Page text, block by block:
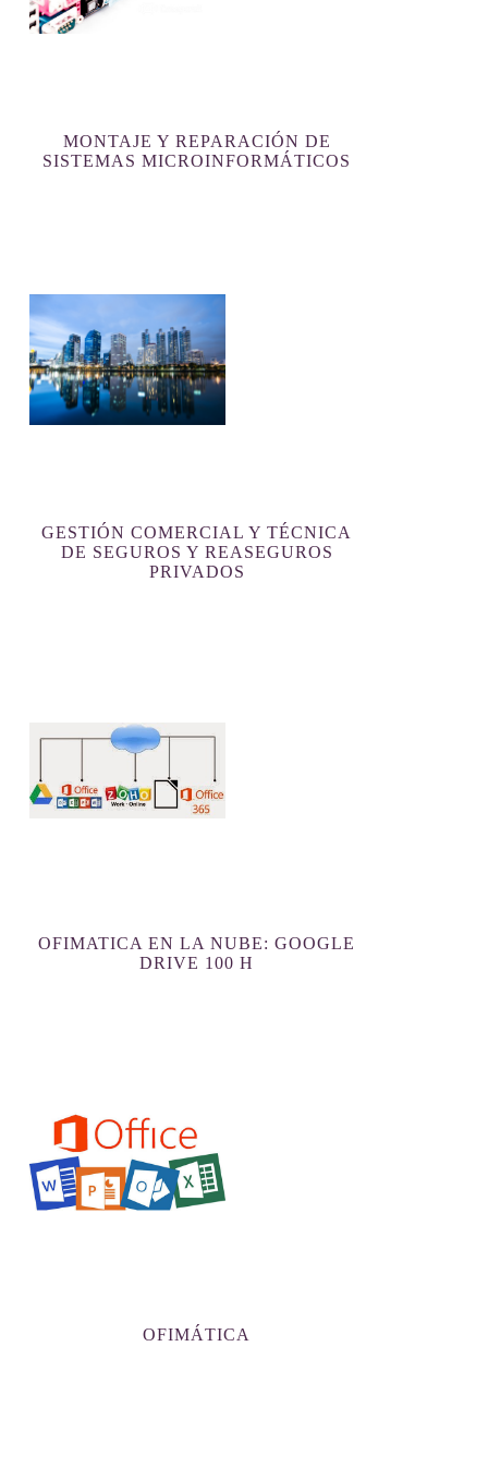
MONTAJE Y REPARACIÓN DE
SISTEMAS MICROINFORMÁTICOS
GESTIÓN COMERCIAL Y TÉCNICA
DE SEGUROS Y REASEGUROS
PRIVADOS
OFIMATICA EN LA NUBE: GOOGLE
DRIVE 100 H
OFIMÁTICA